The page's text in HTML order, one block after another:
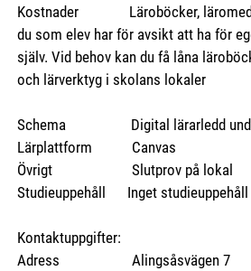
Kostnader Läroböcker,
du som elev har för avsikt att ha för
själv. Vid behov kan du få låna
och lärverktyg i skolans lokaler
Schema Digital lärarledd
Lärplattform Canvas
Övrigt Slutprov på lokal
Studieuppehåll Inget studieuppehåll
Kontaktuppgifter:
Adress Alingsåsvägen 7